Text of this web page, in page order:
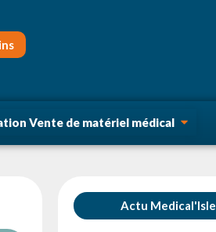
Vente de matériel médical
Actu Medical'Isle